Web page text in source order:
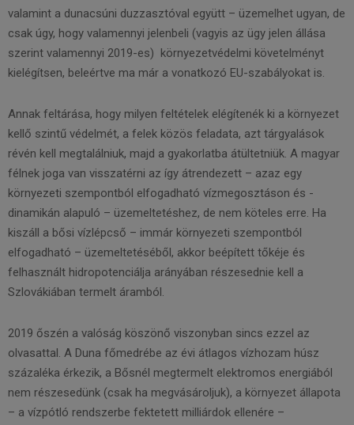
valamint a dunacsúni duzzasztóval együtt – üzemelhet ugyan, de
csak úgy, hogy valamennyi jelenbeli (vagyis az ügy jelen állása
szerint valamennyi 2019-es) környezetvédelmi követelményt
kielégítsen, beleértve ma már a vonatkozó EU-szabályokat is.
Annak feltárása, hogy milyen feltételek elégítenék ki a környezet
kellő szintű védelmét, a felek közös feladata, azt tárgyalások
révén kell megtalálniuk, majd a gyakorlatba átültetniük. A magyar
félnek joga van visszatérni az így átrendezett – azaz egy
környezeti szempontból elfogadható vízmegosztáson és -
dinamikán alapuló – üzemeltetéshez, de nem köteles erre. Ha
kiszáll a bősi vízlépcső – immár környezeti szempontból
elfogadható – üzemeltetéséből, akkor beépített tőkéje és
felhasznált hidropotenciálja arányában részesednie kell a
Szlovákiában termelt áramból.
2019 őszén a valóság köszönő viszonyban sincs ezzel az
olvasattal. A Duna főmedrébe az évi átlagos vízhozam húsz
százaléka érkezik, a Bősnél megtermelt elektromos energiából
nem részesedünk (csak ha megvásároljuk), a környezet állapota
– a vízpótló rendszerbe fektetett milliárdok ellenére –